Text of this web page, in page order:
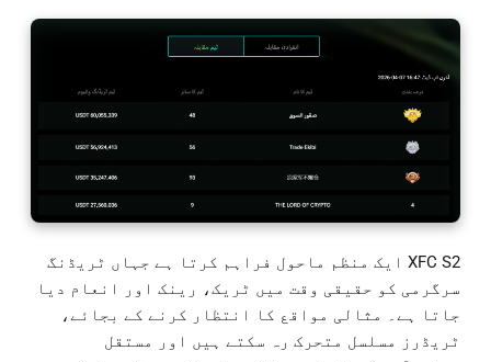
XFC S2 ایک منظم ماحول فراہم کرتا ہے جہاں ٹریڈنگ
سرگرمی کو حقیقی وقت میں ٹریک، رینک اور انعام دیا
جاتا ہے۔ مثالی مواقع کا انتظار کرنے کے بجائے،
ٹریڈرز مسلسل متحرک رہ سکتے ہیں اور مستقل